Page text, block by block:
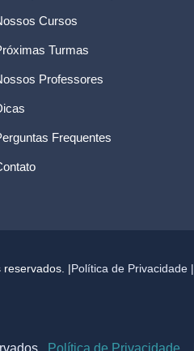
Cursos
Turmas
Professores
Frequentes
reservados. |Política de Privacidade |